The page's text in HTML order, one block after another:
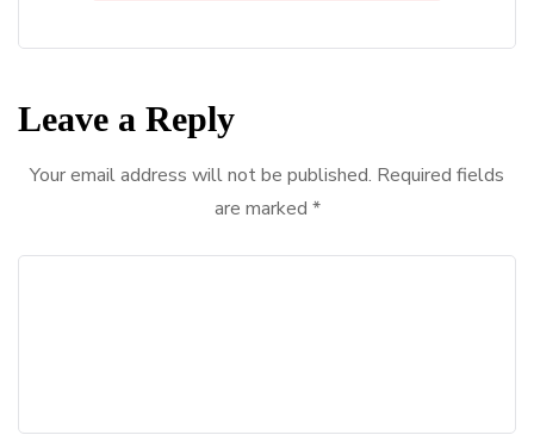
Leave a Reply
Your email address will not be published. Required fields
are marked *